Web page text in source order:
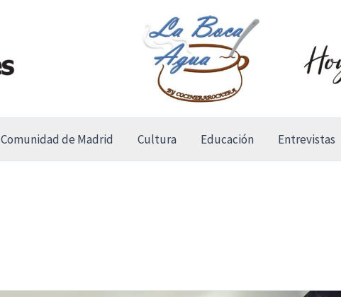
Comunidad de Madrid Cultura Educación Entrevistas